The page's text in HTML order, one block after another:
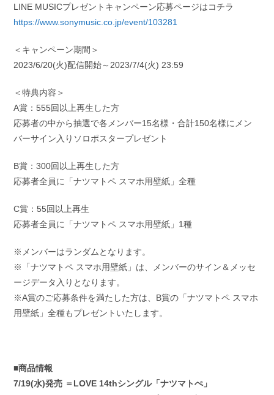
LINE MUSICプレゼントキャンペーン応募ページはコチラ
https://www.sonymusic.co.jp/event/103281
＜キャンペーン期間＞
2023/6/20(火)配信開始～2023/7/4(火) 23:59
＜特典内容＞
A賞：555回以上再生した方
応募者の中から抽選で各メンバー15名様・合計150名様にメン
バーサイン入りソロポスタープレゼント
B賞：300回以上再生した方
応募者全員に「ナツマトペ スマホ用壁紙」全種
C賞：55回以上再生
応募者全員に「ナツマトペ スマホ用壁紙」1種
※メンバーはランダムとなります。
※「ナツマトペ スマホ用壁紙」は、メンバーのサイン＆メッセ
ージデータ入りとなります。
※A賞のご応募条件を満たした方は、B賞の「ナツマトペ スマホ
用壁紙」全種もプレゼントいたします。
■商品情報
7/19(水)発売 ＝LOVE 14thシングル「ナツマトぺ」